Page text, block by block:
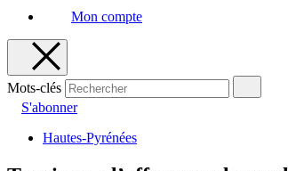
Mon compte
Mots-clés
S'abonner
Hautes-Pyrénées